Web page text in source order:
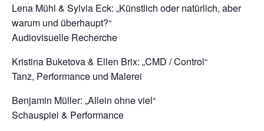
Lena Mühl & Sylvia Eck: „Künstlich oder natürlich, aber
warum und überhaupt?“
Audiovisuelle Recherche
Kristina Buketova & Ellen Brix: „CMD / Control“
Tanz, Performance und Malerei
Benjamin Müller: „Allein ohne viel“
Schauspiel & Performance